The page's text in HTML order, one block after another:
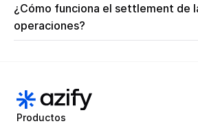
fintechs y sistemas internos.
¿Cómo funciona el settlement de
operaciones?
Azify coordina la liquidación fiat↔cripto o
Productos